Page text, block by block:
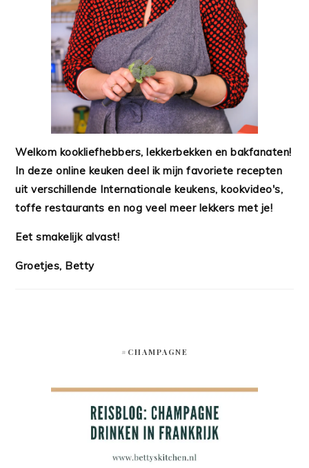
Welkom kookliefhebbers, lekkerbekken en bakfanaten!
In deze online keuken deel ik mijn favoriete recepten
uit verschillende Internationale keukens, kookvideo's,
toffe restaurants en nog veel meer lekkers met je!
Eet smakelijk alvast!
Groetjes, Betty
#CHAMPAGNE